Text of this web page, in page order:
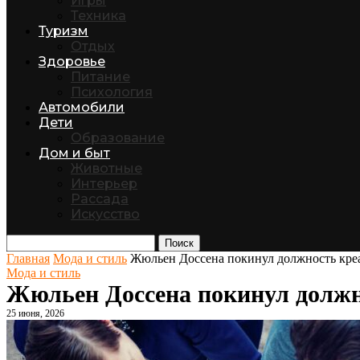
Техника
Туризм
Отдых
Здоровье
Питание
Психология
Автомобили
Дети
Образование
Дом и быт
Животные
Интерьер
Рассада
Искусство
Поиск
Главная Мода и стиль Жюльен Доссена покинул должность
Мода и стиль
Жюльен Доссена покинул
25 июня, 2026